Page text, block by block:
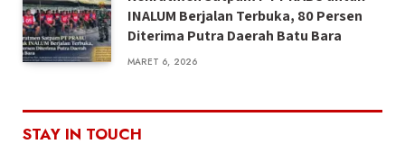
INALUM Berjalan Terbuka, 80 Persen
Diterima Putra Daerah Batu Bara
MARET 6, 2026
STAY IN TOUCH